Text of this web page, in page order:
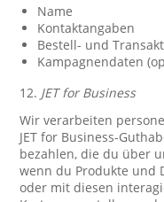
Name
Kontaktangaben
Bestell- und
Kampagnendaten
12. JET for Business
Wir verarbeiten
JET for Business-
bezahlen, die du über
wenn du Produkte und
oder mit diesen